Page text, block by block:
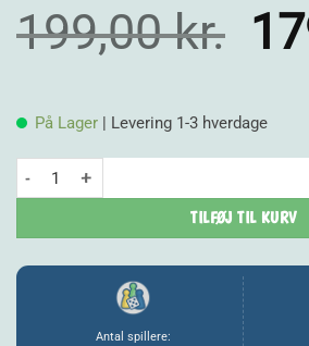
199,00kr.
pris
På Lager | Levering 1-3 hverdage
TILFØJ TIL KURV
Antal spillere: